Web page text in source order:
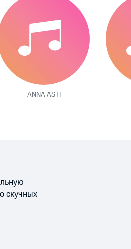
ANNA ASTI
скучных